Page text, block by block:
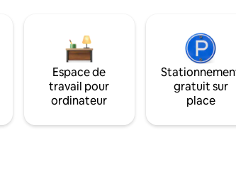
Espace de
travail pour
ordinateur
gratuit sur
place